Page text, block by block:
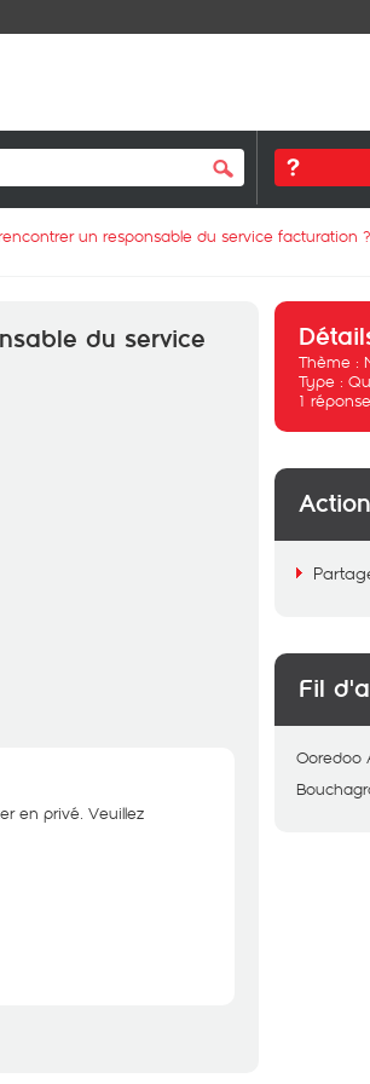
un responsable du service facturation
du service
en privé. Veuillez
Thème :
Type :
1 réponse
Fil
Ooredoo